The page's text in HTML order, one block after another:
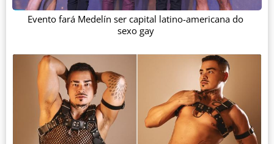
Evento fará Medelín ser capital latino-americana do
sexo gay